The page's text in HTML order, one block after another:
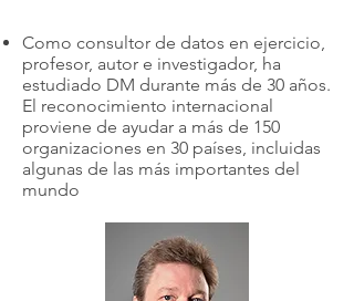
Como consultor de datos en ejercicio,
profesor, autor e investigador, ha
estudiado DM durante más de 30 años.
El reconocimiento internacional
proviene de ayudar a más de 150
organizaciones en 30 países, incluidas
algunas de las más importantes del
mundo​